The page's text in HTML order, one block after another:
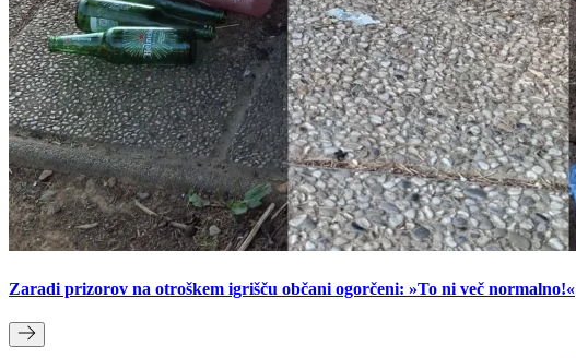
Zaradi prizorov na otroškem igrišču občani ogorčeni: »To ni več normalno!«